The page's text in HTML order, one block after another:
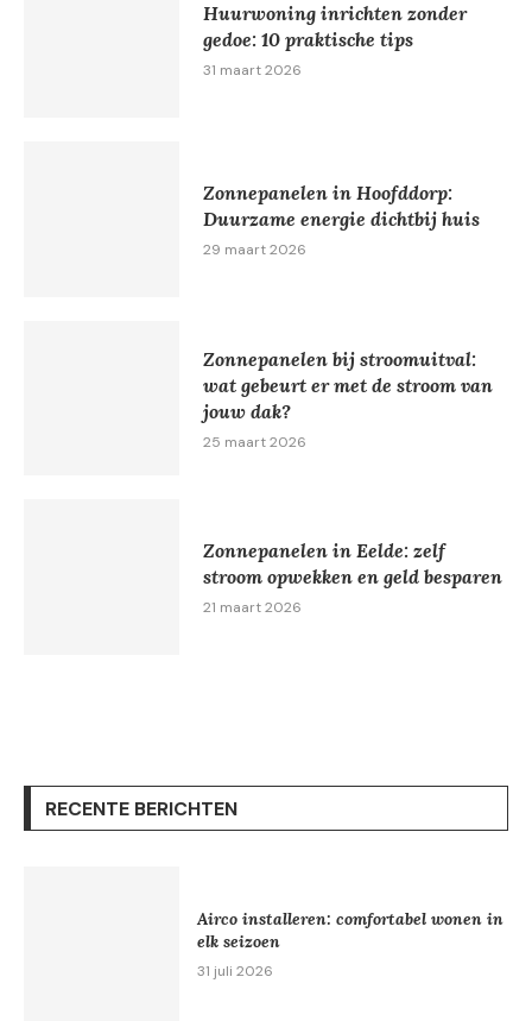
Huurwoning inrichten zonder
gedoe: 10 praktische tips
31 maart 2026
Zonnepanelen in Hoofddorp:
Duurzame energie dichtbij huis
29 maart 2026
Zonnepanelen bij stroomuitval:
wat gebeurt er met de stroom van
jouw dak?
25 maart 2026
Zonnepanelen in Eelde: zelf
stroom opwekken en geld besparen
21 maart 2026
RECENTE BERICHTEN
Airco installeren: comfortabel wonen in
elk seizoen
31 juli 2026